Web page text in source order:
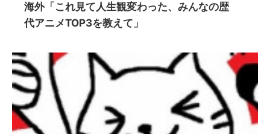
海外「これ見て人生観変わった、みんなの歴
代アニメTOP3を教えて」